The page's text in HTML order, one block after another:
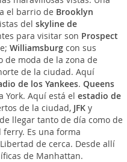
el barrio de Brooklyn
del skyline de
para visitar son Prospect
Williamsburgcon sus
de moda de la zona de
de la ciudad. Aquí
de los Yankees. Queens
York. Aquí está el estadio de
de la ciudad, JFKy
llegar tanto de día como de
Es una forma
de cerca. Desde allí
de Manhattan.